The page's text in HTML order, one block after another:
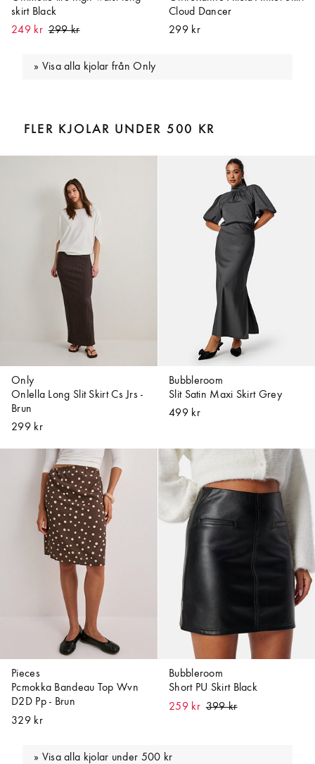
skirt Black
249 kr
Cloud Dancer
299 kr
Visa alla kjolar från Only
FLER KJOLAR UNDER 500 KR
Only
Onlella Long Slit Skirt Cs Jrs -
Brun
299 kr
Bubbleroom
Slit Satin Maxi Skirt Grey
499 kr
Pieces
Pcmokka Bandeau Top Wvn
D2D Pp - Brun
329 kr
Bubbleroom
Short PU Skirt Black
259 kr
Visa alla kjolar under 500 kr